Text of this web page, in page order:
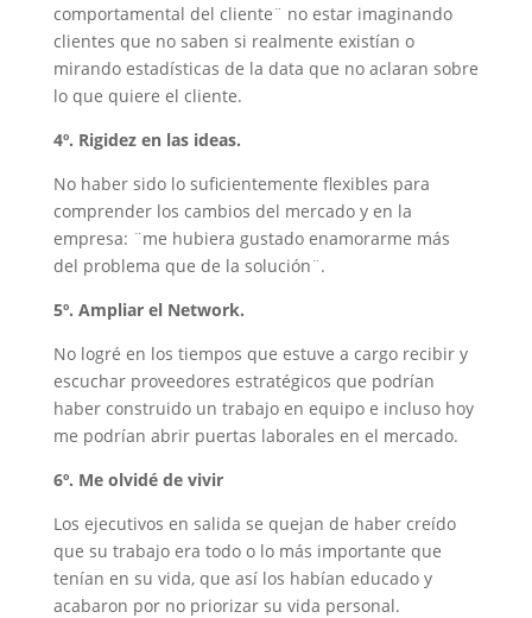
comportamental del cliente¨ no estar imaginando
clientes que no saben si realmente existían o
mirando estadísticas de la data que no aclaran sobre
lo que quiere el cliente.
4º. Rigidez en las ideas.
No haber sido lo suficientemente flexibles para
comprender los cambios del mercado y en la
empresa: ¨me hubiera gustado enamorarme más
del problema que de la solución¨.
5º. Ampliar el Network.
No logré en los tiempos que estuve a cargo recibir y
escuchar proveedores estratégicos que podrían
haber construido un trabajo en equipo e incluso hoy
me podrían abrir puertas laborales en el mercado.
6º. Me olvidé de vivir
Los ejecutivos en salida se quejan de haber creído
que su trabajo era todo o lo más importante que
tenían en su vida, que así los habían educado y
acabaron por no priorizar su vida personal.